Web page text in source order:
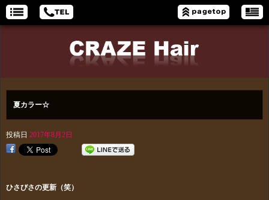
夏カラー☆
投稿日 2017年8月2日
ひさびさの更新（笑）